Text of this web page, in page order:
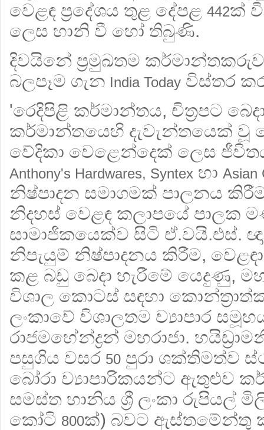
වෙළඳ ප්‍රදේශය තුළ දේපළ 442ක්
ලෙස හානි වී හෝ තිබුණි.
දිවයිනේ ප්‍රමුඛතම
බලපෑම ගැන India Today විස්තර
'රෙදිපිළි කර්මාන්තය, චිත්‍රපට
කර්මාන්තයෙහි දැවැන්තයෙක්
වේදිකා වෙළෙන්දෙක් ලෙස
Anthony's Hardwares, Syntex හා Asian
නිෂ්පාදන සමාගමක් පාලනය
නිදහස් වෙළඳ කලාපයේ පාලක
සාමාජිකයෙක්ව සිටි ඒ.වයි.එස්.
නිපැයුම් නිෂ්පාදනය කිරීම,
කළ බඩු බෙදා හැරීමේ යෙදුණු,
විශාල කොටස් සඳහා
ලංකාවේ විශාලතම ව්‍යාපාර
රාජමහේන්ද්‍රන් මහරාජා.
පසුගිය වසර 50 පුරා ශක්තිමත්ව
බෝරා ව්‍යාපාරිකයන්ට ඇතුළුව
සමස්ත හානිය ශ්‍රී ලංකා රුපියල්
කෝටි 800ක්) බවට ඇස්තමේන්තු